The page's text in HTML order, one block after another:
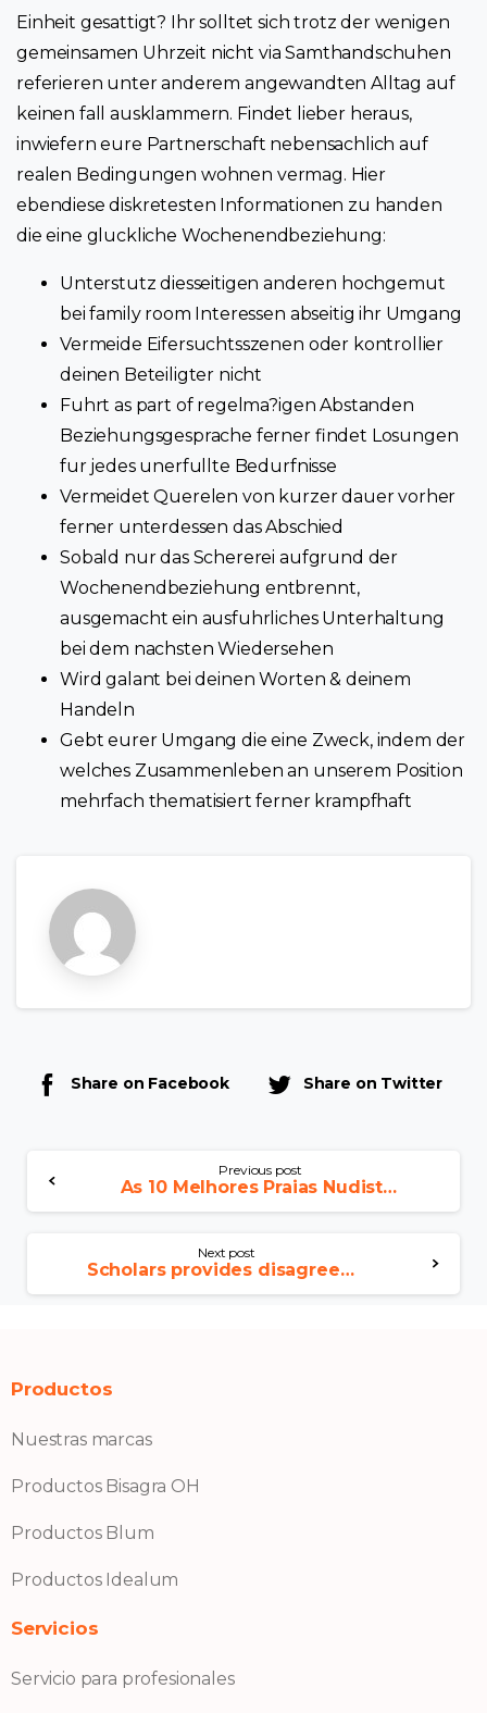
Einheit gesattigt? Ihr solltet sich trotz der wenigen
gemeinsamen Uhrzeit nicht via Samthandschuhen
referieren unter anderem angewandten Alltag auf
keinen fall ausklammern. Findet lieber heraus,
inwiefern eure Partnerschaft nebensachlich auf
realen Bedingungen wohnen vermag. Hier
ebendiese diskretesten Informationen zu handen
die eine gluckliche Wochenendbeziehung:
Unterstutz diesseitigen anderen hochgemut
bei family room Interessen abseitig ihr Umgang
Vermeide Eifersuchtsszenen oder kontrollier
deinen Beteiligter nicht
Fuhrt as part of regelma?igen Abstanden
Beziehungsgesprache ferner findet Losungen
fur jedes unerfullte Bedurfnisse
Vermeidet Querelen von kurzer dauer vorher
ferner unterdessen das Abschied
Sobald nur das Schererei aufgrund der
Wochenendbeziehung entbrennt,
ausgemacht ein ausfuhrliches Unterhaltung
bei dem nachsten Wiedersehen
Wird galant bei deinen Worten & deinem
Handeln
Gebt eurer Umgang die eine Zweck, indem der
welches Zusammenleben an unserem Position
mehrfach thematisiert ferner krampfhaft
Share on Facebook Share on Twitter
Previous post
As 10 Melhores Praias Nudistas puerilidade Espanha (2023)
Next post
Scholars provides disagreed for the determining the age whenever a is also survive sex, which includes claiming it’s nine
Productos
Nuestras marcas
Productos Bisagra OH
Productos Blum
Productos Idealum
Servicios
Servicio para profesionales